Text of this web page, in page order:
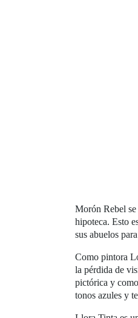
Morón Rebel se
hipoteca. Esto
sus abuelos
Como pintora
la pérdida de
pictórica y
tonos azules y